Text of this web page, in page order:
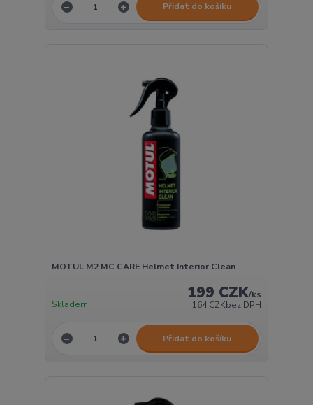
Přidat do košíku
MOTUL M2 MC CARE Helmet Interior Clean
199 CZK/ks
164 CZKbez DPH
Skladem
Přidat do košíku